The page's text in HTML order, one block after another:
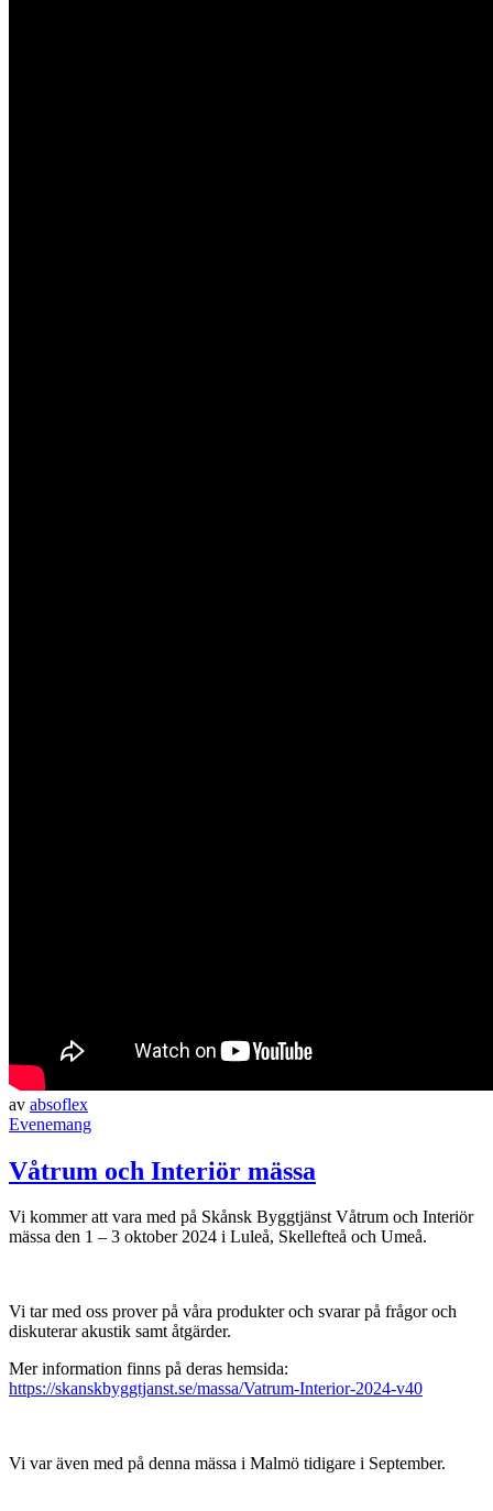
av absoflex
Evenemang
Våtrum och Interiör mässa
Vi kommer att vara med på Skånsk Byggtjänst Våtrum och Interiör
mässa den 1 – 3 oktober 2024 i Luleå, Skellefteå och Umeå.
Vi tar med oss prover på våra produkter och svarar på frågor och
diskuterar akustik samt åtgärder.
Mer information finns på deras hemsida:
https://skanskbyggtjanst.se/massa/Vatrum-Interior-2024-v40
Vi var även med på denna mässa i Malmö tidigare i September.